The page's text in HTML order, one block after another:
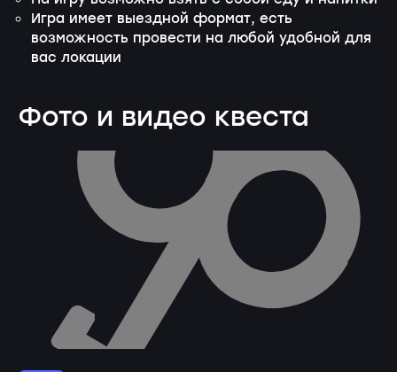
Игра имеет выездной формат, есть
возможность провести на любой удобной для
вас локации
Фото и видео квеста